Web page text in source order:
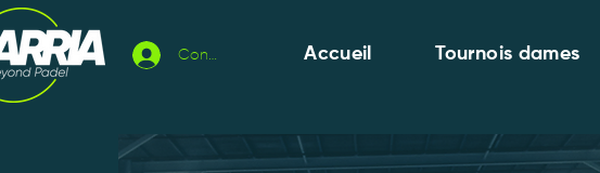
Connexion Accueil Tournois dames